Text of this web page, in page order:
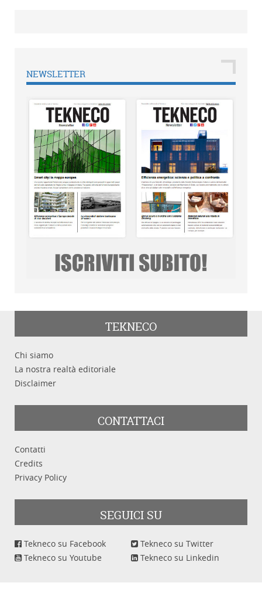
NEWSLETTER
TEKNECO
Chi siamo
La nostra realtà editoriale
Disclaimer
CONTATTACI
Contatti
Credits
Privacy Policy
SEGUICI SU
Tekneco su Facebook
Tekneco su Twitter
Tekneco su Youtube
Tekneco su Linkedin